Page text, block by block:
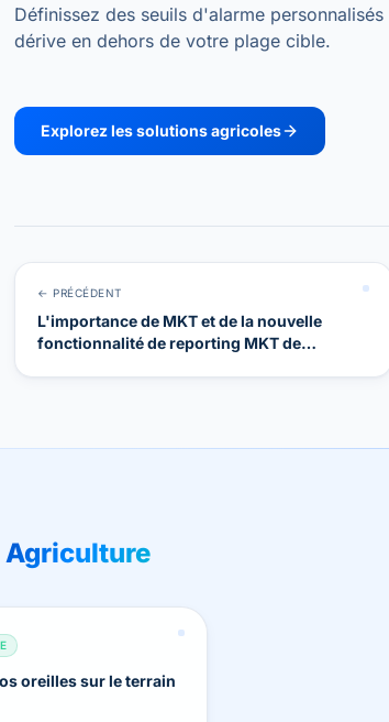
Définissez des seuils d'alarme
dérive en dehors de votre plage cible.
Explorez les solutions agricoles
← PRÉCÉDENT
L'importance de MKT et de la nouvelle
fonctionnalité de reporting MKT de
Agriculture
oreilles sur le terrain